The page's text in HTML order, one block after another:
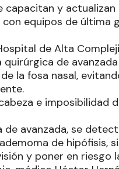
capacitan y
equipos de última
de Alta
de
la fosa nasal,
e imposibilidad
avanzada, se
de hipófisis,
y poner en riesgo